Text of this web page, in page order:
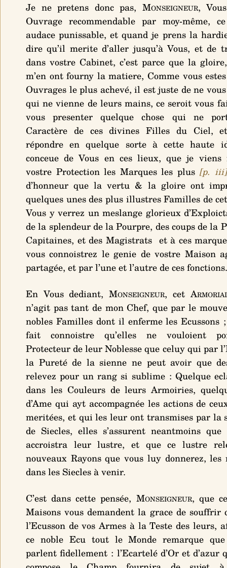
Je ne pretens donc pas, Monseigneur,
Ouvrage recommendable par moy-même,
audace punissable, et quand je prens la
dire qu’il merite d’aller jusqu’à Vous, et de
dans vostre Cabinet, c’est parce que la
m’en ont fourny la matiere, Comme vous
Ouvrages le plus achevé, il est juste de ne
qui ne vienne de leurs mains, ce seroit vous
vous presenter quelque chose qui ne
Caractère de ces divines Filles du Ciel,
répondre en quelque sorte à cette haute
conceue de Vous en ces lieux, que je viens
vostre Protection les Marques les plus [p. iii]
d’honneur que la vertu & la gloire ont
quelques unes des plus illustres Familles de
Vous y verrez un meslange glorieux
de la splendeur de la Pourpre, des coups de la
Capitaines, et des Magistrats et à ces
vous connoistrez le genie de vostre Maison
partagée, et par l’une et l’autre de ces fonctions.
En Vous dediant,Monseigneur, cet
n’agit pas tant de mon Chef, que par le
nobles Familles dont il enferme les Ecussons
fait connoistre qu’elles ne vouloient
Protecteur de leur Noblesse que celuy qui par
la Pureté de la sienne ne peut avoir que
relevez pour un rang si sublime : Quelque
dans les Couleurs de leurs Armoiries,
d’Ame qui ayt accompagnée les actions de
meritées, et qui les leur ont transmises par la
de Siecles, elles s’assurent neantmoins
accroistra leur lustre, et que ce lustre
nouveaux Rayons que vous luy donnerez,
dans les Siecles à venir.
C’est dans cette pensée, Monseigneur, que
Maisons vous demandent la grace de souffrir
l’Ecusson de vos Armes à la Teste des leurs,
ce noble Ecu tout le Monde remarque
parlent fidellement : l’Ecartelé d’Or et d’azur